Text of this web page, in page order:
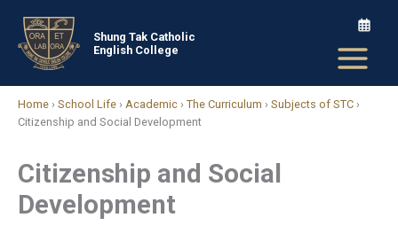
content
Shung Tak Catholic
English College
Home › School Life › Academic › The Curriculum › Subjects of STC ›
Citizenship and Social Development
Citizenship and Social
Development